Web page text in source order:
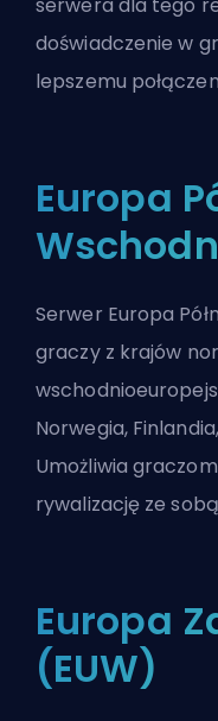
doświadczenie w
lepszemu
Europa
Serwer Europa
graczy z krajów
Norwegia,
Umożliwia
rywalizację ze
Europa
(EUW)